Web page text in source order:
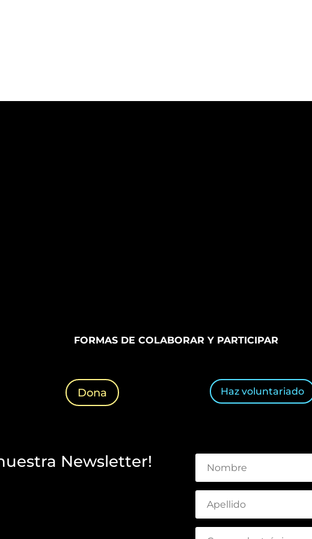
FORMAS DE COLABORAR Y PARTICIPAR
Dona Haz voluntariado
Newsletter!